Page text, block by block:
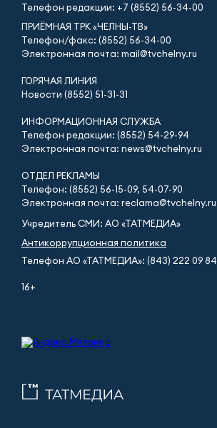
Телефон редакции: +7 (8552) 56-34-00
ПРИЁМНАЯ ТРК «ЧЕЛНЫ-ТВ»
Телефон/факс: (8552) 56-34-00
Электронная почта: mail@tvchelny.ru
ГОРЯЧАЯ ЛИНИЯ
Новости (8552) 51-31-31
ИНФОРМАЦИОННАЯ СЛУЖБА
Телефон редакции: (8552) 54-29-94
Электронная почта: news@tvchelny.ru
ОТДЕЛ РЕКЛАМЫ
Телефон: (8552) 56-15-09, 54-07-90
Электронная почта: reclama@tvchelny.ru
Учредитель СМИ: АО «ТАТМЕДИА»
Антикоррупционная политика
Телефон АО «ТАТМЕДИА»: (843) 222 09 84
16+